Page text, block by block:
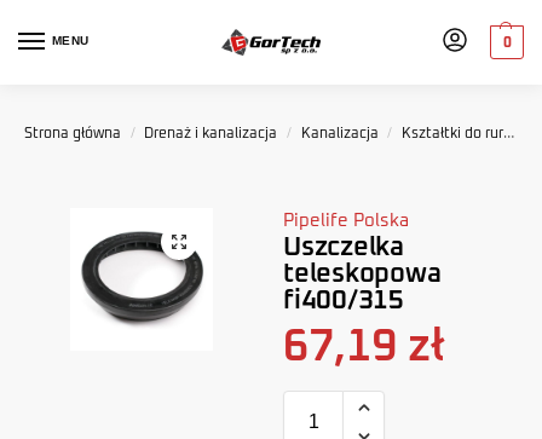
MENU 0
Strona główna / Drenaż i kanalizacja / Kanalizacja / Kształtki do rur kanalizacyjnych
Pipelife Polska
Uszczelka
teleskopowa
fi400/315
67,19 zł